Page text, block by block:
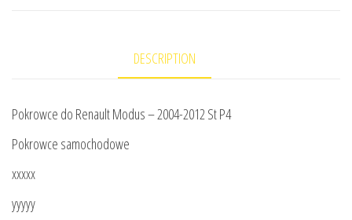
DESCRIPTION
Pokrowce do Renault Modus – 2004-2012 St P4
Pokrowce samochodowe
xxxxx
yyyyy